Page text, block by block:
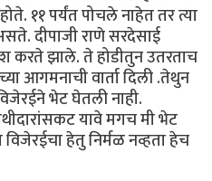
११ पर्यंत पोचले नाहेत तर त्या
दीपाजी राणे सरदेसाई
करते झाले. ते होडीतुन उतरताच
आगमनाची वार्ता दिली .तेथुन
भेट घेतली नाही.
यावे मगच मी भेट
हेतु निर्मळ नव्हता हेच